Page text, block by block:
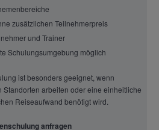
zusätzlichen Teilnehmerpreis
und Trainer
Schulungsumgebung möglich
ist besonders geeignet, wenn
Standorten arbeiten oder eine einheitliche
Reiseaufwand benötigt wird.
anfragen